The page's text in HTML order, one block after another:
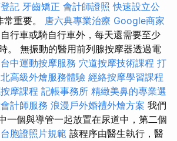
記 牙齒矯正 會計師證照 快速設立公
重要。 唐六典專業治療 Google商家
行車或騎自行車外，每天還需要至少
。 無振動的醫用前列腺按摩器透過電
台中運動按摩服務 穴道按摩技術課程 打
高級外燴服務體驗 經絡按摩學習課程
摩課程 記帳事務所 精緻美鼻的專業選
計師服務 浪漫戶外婚禮外燴方案 我們
一個與導管一起放置在尿道中，第二個
台胞證照片規範 該程序由醫生執行，醫